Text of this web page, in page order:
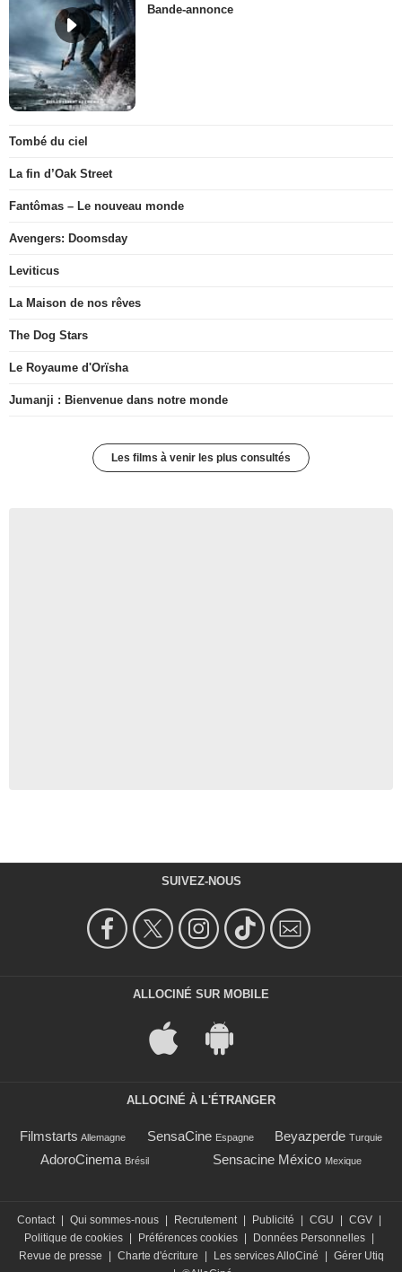
Bande-annonce
Tombé du ciel
La fin d’Oak Street
Fantômas – Le nouveau monde
Avengers: Doomsday
Leviticus
La Maison de nos rêves
The Dog Stars
Le Royaume d'Orïsha
Jumanji : Bienvenue dans notre monde
Les films à venir les plus consultés
SUIVEZ-NOUS
ALLOCINÉ SUR MOBILE
ALLOCINÉ À L'ÉTRANGER
Filmstarts Allemagne SensaCine Espagne Beyazperde Turquie
AdoroCinema Brésil Sensacine México Mexique
Contact Qui sommes-nous Recrutement Publicité CGU CGV
Politique de cookies
Préférences cookies Données Personnelles
Revue de presse
Charte d'écriture Les services AlloCiné
Gérer Utiq